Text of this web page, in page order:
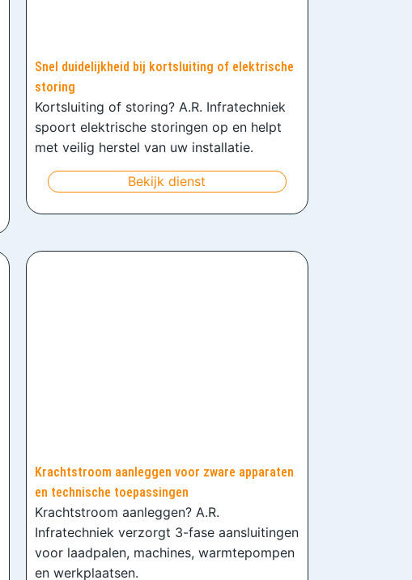
Snel duidelijkheid bij kortsluiting of elektrische
storing
Kortsluiting of storing? A.R. Infratechniek
spoort elektrische storingen op en helpt
met veilig herstel van uw installatie.
Bekijk dienst
Krachtstroom aanleggen voor zware apparaten
en technische toepassingen
Krachtstroom aanleggen? A.R.
Infratechniek verzorgt 3-fase aansluitingen
voor laadpalen, machines, warmtepompen
en werkplaatsen.